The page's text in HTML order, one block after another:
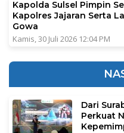
Kapolda Sulsel Pimpin
Kapolres Jajaran Serta
Gowa
Kamis, 30 Juli 2026 12:04 PM
Dari
Perkuat